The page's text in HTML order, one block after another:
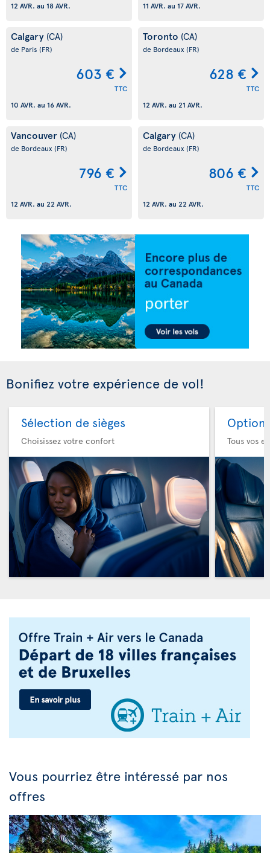
12 AVR. au 18 AVR.
11 AVR. au 17 AVR.
Calgary (CA)
de Paris (FR)
603 €
TTC
10 AVR. au 16 AVR.
Toronto (CA)
de Bordeaux (FR)
628 €
TTC
12 AVR. au 21 AVR.
Vancouver (CA)
de Bordeaux (FR)
796 €
TTC
12 AVR. au 22 AVR.
Calgary (CA)
de Bordeaux (FR)
806 €
TTC
12 AVR. au 22 AVR.
Bonifiez votre expérience de vol!
Sélection de sièges
Choisissez votre confort
Option
Tous vos
Vous pourriez être intéressé par nos
offres